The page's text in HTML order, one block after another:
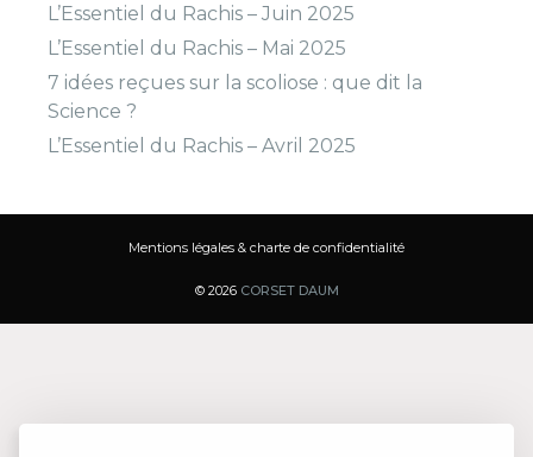
L’Essentiel du Rachis – Juin 2025
L’Essentiel du Rachis – Mai 2025
7 idées reçues sur la scoliose : que dit la
Science ?
L’Essentiel du Rachis – Avril 2025
Mentions légales & charte de confidentialité
© 2026 CORSET DAUM